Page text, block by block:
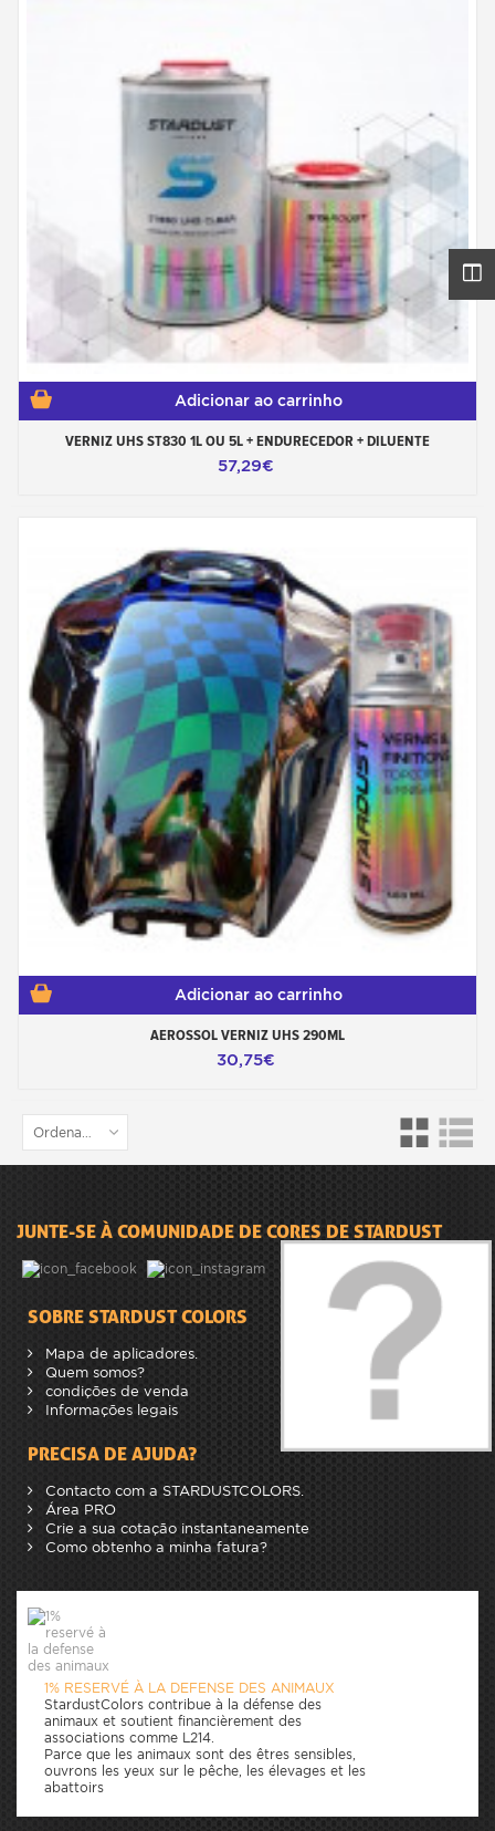
Adicionar ao carrinho
VERNIZ UHS ST830 1L OU 5L + ENDURECEDOR + DILUENTE
57,29€
Adicionar ao carrinho
AEROSSOL VERNIZ UHS 290ML
30,75€
Ordenar por
JUNTE-SE À COMUNIDADE DE CORES DE STARDUST
SOBRE STARDUST COLORS
Mapa de aplicadores.
Quem somos?
condições de venda
Informações legais
PRECISA DE AJUDA?
Contacto com a STARDUSTCOLORS.
Área PRO
Crie a sua cotação instantaneamente
Como obtenho a minha fatura?
1% RESERVÉ À LA DEFENSE DES ANIMAUX
StardustColors contribue à la défense des
animaux et soutient financièrement des
associations comme L214.
Parce que les animaux sont des êtres sensibles,
ouvrons les yeux sur le pêche, les élevages et les
abattoirs